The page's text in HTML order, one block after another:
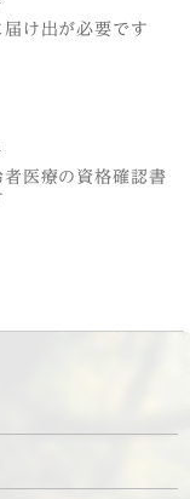
け出が必要です
医療の資格確認書